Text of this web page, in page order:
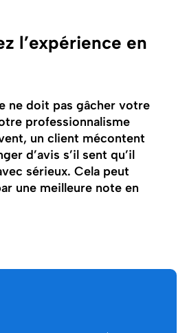
l’expérience en
ne doit pas gâcher votre
professionnalisme
un client mécontent
d’avis s’il sent qu’il
sérieux. Cela peut
une meilleure note en